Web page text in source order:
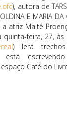
), autora de
E MARIA
atriz Maitê
quinta-feira, 27, às
) lerá
está
Café do